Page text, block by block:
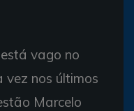
vago no
vez nos últimos
Marcelo